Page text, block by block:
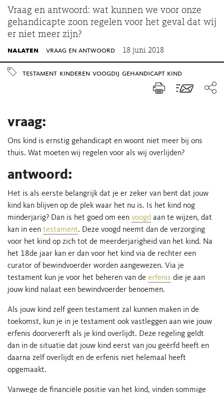
Vraag en antwoord: wat kunnen we voor onze
gehandicapte zoon regelen voor het geval dat wij
er niet meer zijn?
nalaten vraag en antwoord 18 juni 2018
testament kinderen voogdij gehandicapt kind
vraag:
Ons kind is ernstig gehandicapt en woont niet meer bij ons
thuis. Wat moeten wij regelen voor als wij overlijden?
antwoord:
Het is als eerste belangrijk dat je er zeker van bent dat jouw
kind kan blijven op de plek waar het nu is. Is het kind nog
minderjarig? Dan is het goed om een voogd aan te wijzen, dat
kan in een testament. Deze voogd neemt dan de verzorging
voor het kind op zich tot de meerderjarigheid van het kind. Na
het 18de jaar kan er dan voor het kind via de rechter een
curator of bewindvoerder worden aangewezen. Via je
testament kun je voor het beheren van de erfenis die je aan
jouw kind nalaat een bewindvoerder benoemen.
Als jouw kind zelf geen testament zal kunnen maken in de
toekomst, kun je in je testament ook vastleggen aan wie jouw
erfenis doorvererft als je kind overlijdt. Deze regeling geldt
dan in de situatie dat jouw kind eerst van jou geërfd heeft en
daarna zelf overlijdt en de erfenis niet helemaal heeft
opgemaakt.
Vanwege de financiële positie van het kind, vinden sommige